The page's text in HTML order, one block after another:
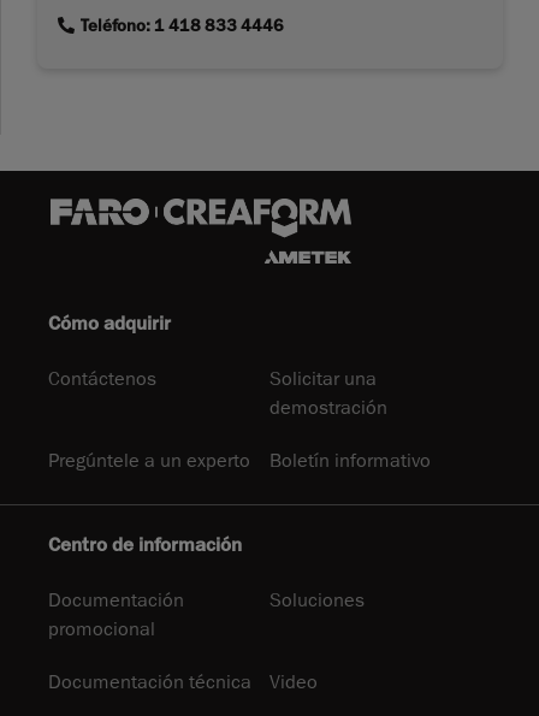
linkTeléfono: 1 418 833 4446
Cómo adquirir
Contáctenos
Solicitar una
demostración
Pregúntele a un experto Boletín informativo
Centro de información
Documentación
promocional
Soluciones
Documentación técnica Video